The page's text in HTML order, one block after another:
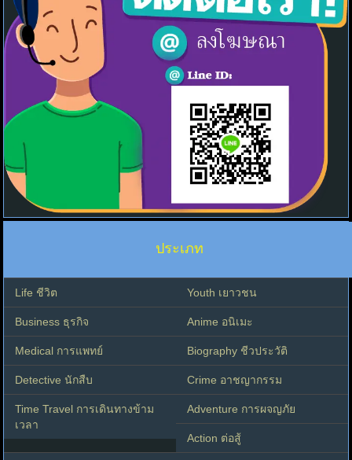
ประเภท
Life ชีวิต Youth เยาวชน
Business ธุรกิจ Anime อนิเมะ
Medical การแพทย์ Biography ชีวประวัติ
Detective นักสืบ Crime อาชญากรรม
Time Travel การเดินทางข้าม
เวลา
Adventure การผจญภัย
Action ต่อสู้